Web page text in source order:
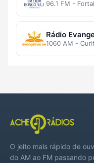
96.1 FM -
Rádio
1060 AM -
O jeito mais rápido de
do AM ao FM passando